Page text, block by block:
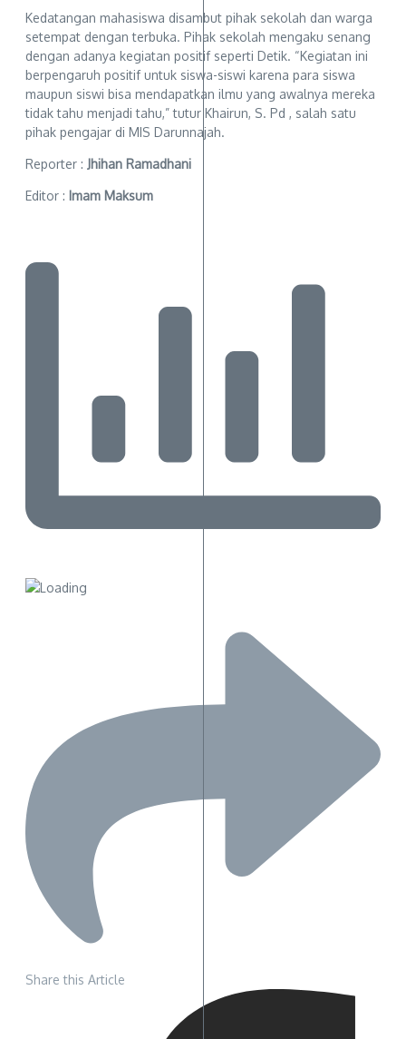
Kedatangan mahasiswa disambut pihak sekolah dan warga
setempat dengan terbuka. Pihak sekolah mengaku senang
dengan adanya kegiatan positif seperti Detik. “Kegiatan ini
berpengaruh positif untuk siswa-siswi karena para siswa
maupun siswi bisa mendapatkan ilmu yang awalnya mereka
tidak tahu menjadi tahu,” tutur Khairun, S. Pd , salah satu
pihak pengajar di MIS Darunnajah.
Reporter : Jhihan Ramadhani
Editor : Imam Maksum
Share this Article